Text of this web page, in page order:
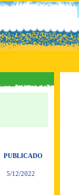
PUBLICADO
5/12/2022